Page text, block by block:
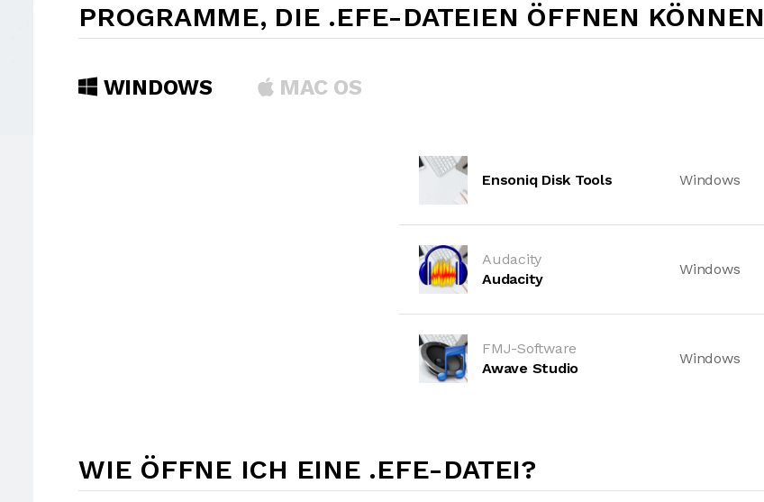
PROGRAMME, DIE .EFE-DATEIEN ÖFFNEN KÖNNEN
WINDOWS MAC OS
Ensoniq Disk Tools Windows
Audacity
Audacity
Windows
FMJ-Software
Awave Studio
Windows
WIE ÖFFNE ICH EINE .EFE-DATEI?